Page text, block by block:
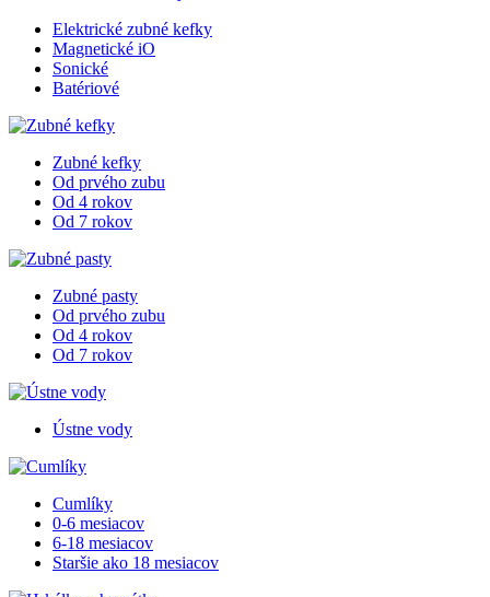
Elektrické zubné kefky
Magnetické iO
Sonické
Batériové
Zubné kefky
Od prvého zubu
Od 4 rokov
Od 7 rokov
Zubné pasty
Od prvého zubu
Od 4 rokov
Od 7 rokov
Ústne vody
Cumlíky
0-6 mesiacov
6-18 mesiacov
Staršie ako 18 mesiacov